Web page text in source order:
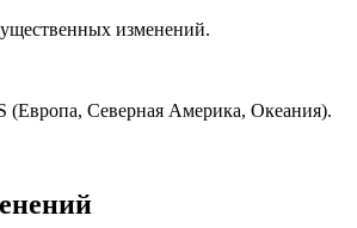
изменений.
(Европа, Северная Америка, Океания).